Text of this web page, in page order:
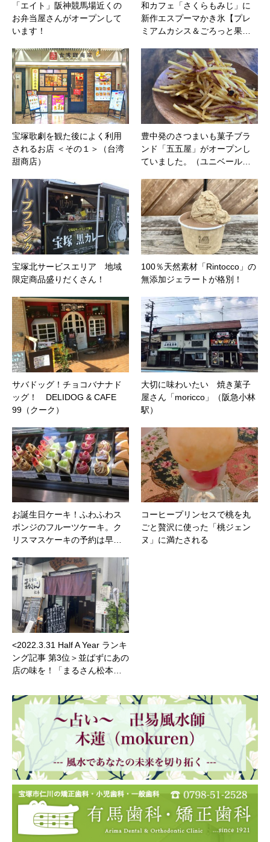
「エイト」阪神競馬場近くの
お弁当屋さんがオープンして
います！
和カフェ「さくらもみじ」に
新作エスプーマかき氷【プレ
ミアムカシス＆ごろっと果…
宝塚歌劇を観た後によく利用
されるお店 ＜その１＞（台湾
甜商店）
豊中発のさつまいも菓子ブラ
ンド「五五屋」がオープンし
ていました。（ユニベール…
宝塚北サービスエリア 地域
限定商品盛りだくさん！
100％天然素材「Rintocco」の
無添加ジェラートが格別！
サバドッグ！チョコバナナド
ッグ！ DELIDOG & CAFE
99（クーク）
大切に味わいたい 焼き菓子
屋さん「moricco」（阪急小林
駅）
お誕生日ケーキ！ふわふわス
ポンジのフルーツケーキ。ク
リスマスケーキの予約は早…
コーヒープリンセスで桃を丸
ごと贅沢に使った「桃ジェン
ヌ」に満たされる
<2022.3.31 Half A Year ランキ
ング記事 第3位＞並ばずにあの
店の味を！「まるさん松本…